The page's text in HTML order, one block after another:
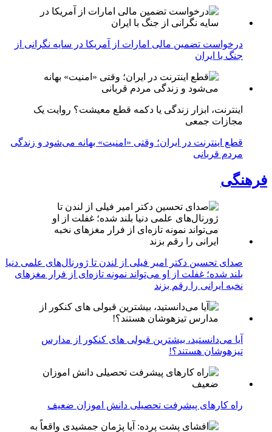
درخواست تضمین مالی امارات از آمریکا در سایه نگرانی از
جنگ با ایران
اینترنت، ابزار زندگی یا دکمه قطع معیشت؟ روایت یک
مجازات جمعی
قطع اینترنت در ایران؛ وقتی «امنیت» بهانه می‌شود و زندگی
مردم قربانی
فرهنگی
صدای تحسین دکتر امیر فیلی از لندن تا ژورنال‌های علمی دنیا
بلند شده؛ غفلت از او می‌تواند نمونه تازه‌ای از فرار مغزهای
نخبه ایرانی را رقم بزند
آیا می‌دانستید، بیشترین قبولی های کنکور از مدارس
تیزهوشان هستند؟!
راه کارهای پیشرفت تحصیلی دانش اموزان ضعیف